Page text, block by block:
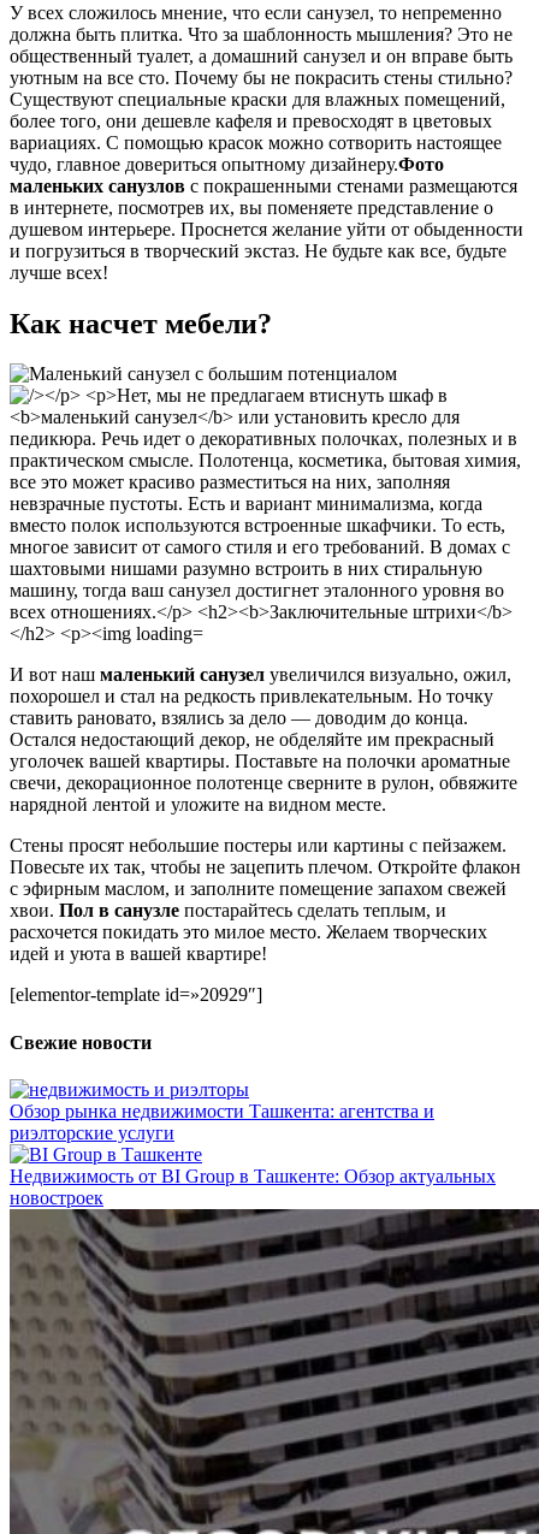
У всех сложилось мнение, что если санузел, то непременно
должна быть плитка. Что за шаблонность мышления? Это не
общественный туалет, а домашний санузел и он вправе быть
уютным на все сто. Почему бы не покрасить стены стильно?
Существуют специальные краски для влажных помещений,
более того, они дешевле кафеля и превосходят в цветовых
вариациях. С помощью красок можно сотворить настоящее
чудо, главное довериться опытному дизайнеру.Фото
маленьких санузлов с покрашенными стенами размещаются
в интернете, посмотрев их, вы поменяете представление о
душевом интерьере. Проснется желание уйти от обыденности
и погрузиться в творческий экстаз. Не будьте как все, будьте
лучше всех!
Как насчет мебели?
И вот наш маленький санузел увеличился визуально, ожил,
похорошел и стал на редкость привлекательным. Но точку
ставить рановато, взялись за дело — доводим до конца.
Остался недостающий декор, не обделяйте им прекрасный
уголочек вашей квартиры. Поставьте на полочки ароматные
свечи, декорационное полотенце сверните в рулон, обвяжите
нарядной лентой и уложите на видном месте.
Стены просят небольшие постеры или картины с пейзажем.
Повесьте их так, чтобы не зацепить плечом. Откройте флакон
с эфирным маслом, и заполните помещение запахом свежей
хвои. Пол в санузле постарайтесь сделать теплым, и
расхочется покидать это милое место. Желаем творческих
идей и уюта в вашей квартире!
[elementor-template id=»20929″]
Свежие новости
Обзор рынка недвижимости Ташкента: агентства и
риэлторские услуги
Недвижимость от BI Group в Ташкенте: Обзор актуальных
новостроек